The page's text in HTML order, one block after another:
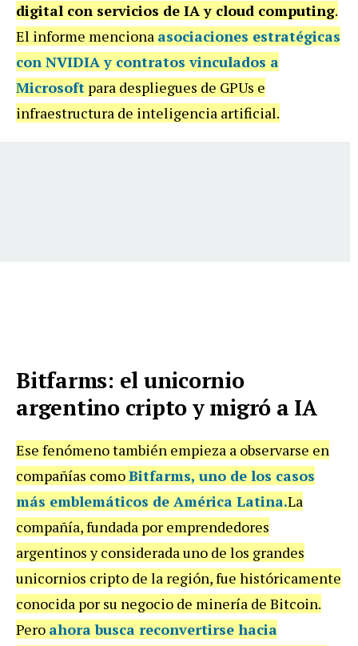
digital con servicios de IA y cloud computing.
El informe menciona asociaciones estratégicas
con NVIDIA y contratos vinculados a
Microsoft para despliegues de GPUs e
infraestructura de inteligencia artificial.
Bitfarms: el unicornio
argentino cripto y migró a IA
Ese fenómeno también empieza a observarse en
compañías comoBitfarms, uno de los casos
más emblemáticos de América Latina.La
compañía, fundada por emprendedores
argentinos y considerada uno de los grandes
unicornios cripto de la región, fue históricamente
conocida por su negocio de minería de Bitcoin.
Pero ahora busca reconvertirse hacia